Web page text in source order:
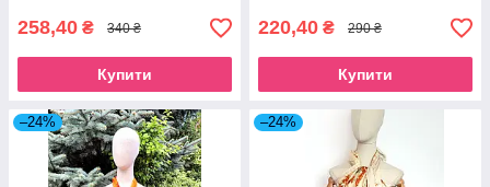
258,40 ₴ 340 ₴
Купити
220,40 ₴ 290 ₴
Купити
–24% –24%